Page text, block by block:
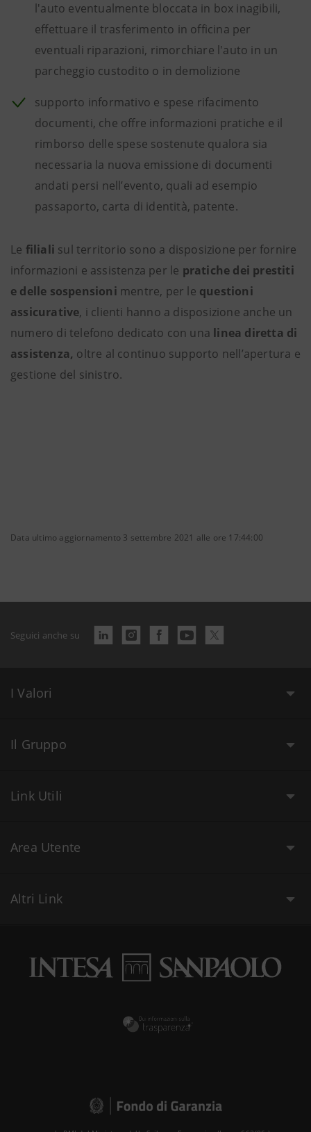
l'auto eventualmente bloccata in box inagibili,
effettuare il trasferimento in officina per
eventuali riparazioni, rimorchiare l'auto in un
parcheggio custodito o in demolizione
supporto informativo e spese rifacimento
documenti, che offre informazioni pratiche e il
rimborso delle spese sostenute qualora sia
necessaria la nuova emissione di documenti
andati persi nell’evento, quali ad esempio
passaporto, carta di identità, patente.
Le filiali sul territorio sono a disposizione per fornire
informazioni e assistenza per le pratiche dei prestiti
e delle sospensioni mentre, per le questioni
assicurative, i clienti hanno a disposizione anche un
numero di telefono dedicato con una linea diretta di
assistenza, oltre al continuo supporto nell’apertura e
gestione del sinistro.
Data ultimo aggiornamento 3 settembre 2021 alle ore 17:44:00
Seguici anche su
I Valori
Il Gruppo
Link Utili
Area Utente
Altri Link